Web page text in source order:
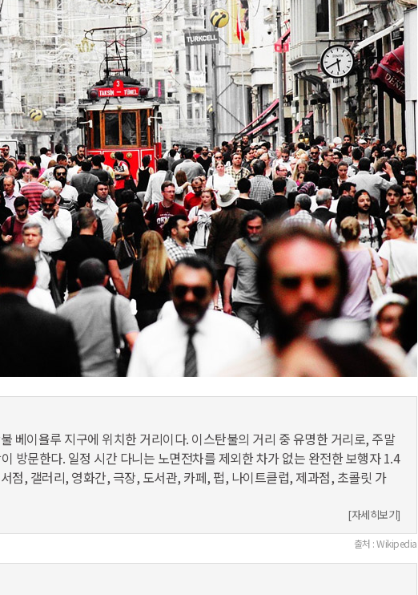
베이욜루 지구에 위치한 거리이다. 이스탄불의 거리 중 유명한 거리로, 주말
방문한다. 일정 시간 다니는 노면전차를 제외한 차가 없는 완전한 보행자 1.4
점, 갤러리, 영화간, 극장, 도서관, 카페, 펍, 나이트클럽, 제과점, 초콜릿 가
[자세히보기]
출처 : Wikipedia
라흐마준
Lahmacun
0